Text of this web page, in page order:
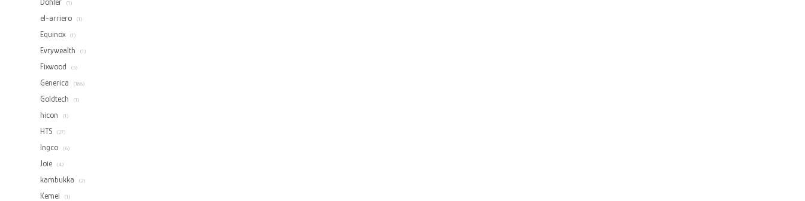
(1)
el-arriero (1)
Equinox (1)
Evrywealth (1)
Fixwood (5)
Generica (186)
Goldtech (1)
hicon (1)
HTS (27)
Ingco (6)
Joie (4)
kambukka (2)
Kemei (1)